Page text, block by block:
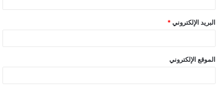
البريد الإلكتروني *
الموقع الإلكتروني